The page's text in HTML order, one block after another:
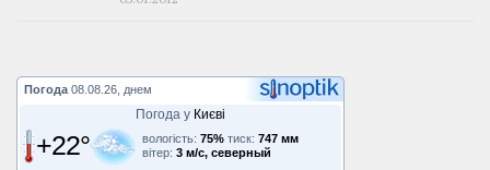
Погода 08.08.26, днем
Погода у Києві
+22° вологість: 75% тиск: 747 мм
вітер: 3 м/с, северный